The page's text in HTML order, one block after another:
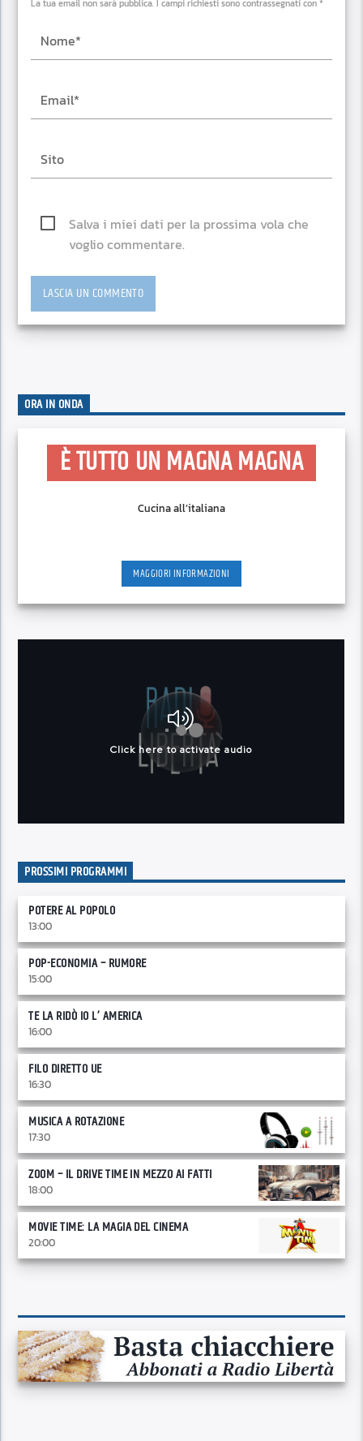
La tua email non sarà pubblica. I campi richiesti sono contrassegnati con *
Salva i miei dati per la prossima vola che
voglio commentare.
ORA IN ONDA
È TUTTO UN MAGNA MAGNA
Cucina all’italiana
MAGGIORI INFORMAZIONI
PROSSIMI PROGRAMMI
POTERE AL POPOLO
13:00
POP-ECONOMIA – RUMORE
15:00
TE LA RIDÒ IO L’ AMERICA
16:00
FILO DIRETTO UE
16:30
MUSICA A ROTAZIONE
17:30
ZOOM – IL DRIVE TIME IN MEZZO AI FATTI
18:00
MOVIE TIME: LA MAGIA DEL CINEMA
20:00